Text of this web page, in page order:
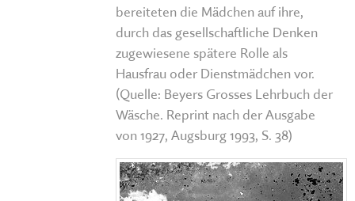
bereiteten die Mädchen auf ihre,
durch das gesellschaftliche Denken
zugewiesene spätere Rolle als
Hausfrau oder Dienstmädchen vor.
(Quelle: Beyers Grosses Lehrbuch der
Wäsche. Reprint nach der Ausgabe
von 1927, Augsburg 1993, S. 38)